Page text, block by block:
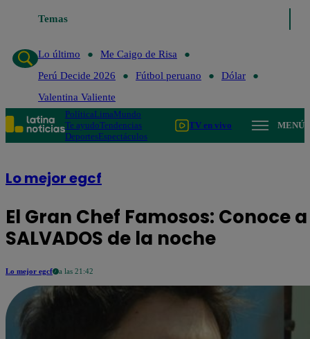
Temas
Lo último
Lo último
Me Caigo de Risa
Perú Decide 2026
Fútbol peruano
Dólar
Valentina Valiente
PolíticaLimaMundo
Te ayudoTendencias
DeportesEspectáculos
TV en vivo MENÚ
Lo mejor egcf
El Gran Chef Famosos: Conoce a
SALVADOS de la noche
Lo mejor egcf a las 21:42